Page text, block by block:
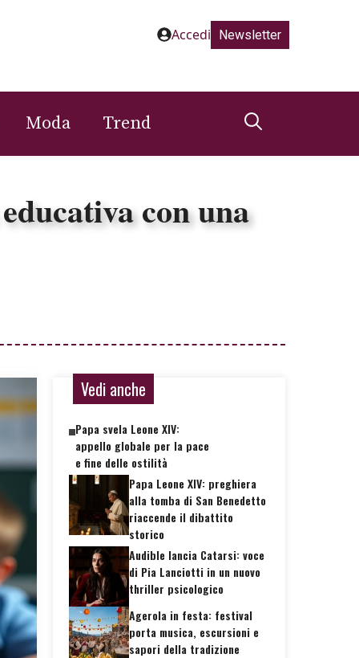
Accedi Newsletter
Moda Trend
con una
Vedi anche
Papa svela Leone XIV:
appello globale per la pace
e fine delle ostilità
Papa Leone XIV: preghiera
alla tomba di San Benedetto
riaccende il dibattito
storico
Audible lancia Catarsi: voce
di Pia Lanciotti in un nuovo
thriller psicologico
Agerola in festa: festival
porta musica, escursioni e
sapori della tradizione